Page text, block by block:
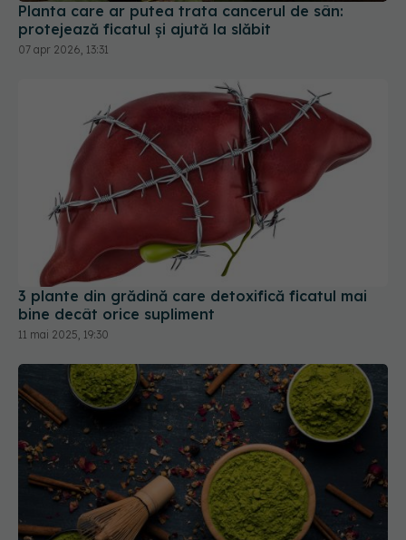
Planta care ar putea trata cancerul de sân:
protejează ficatul și ajută la slăbit
07 apr 2026, 13:31
3 plante din grădină care detoxifică ficatul mai
bine decât orice supliment
11 mai 2025, 19:30